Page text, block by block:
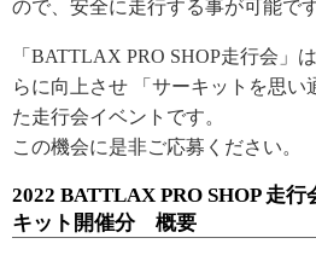
ので、安全に走行する事が可能です
「BATTLAX PRO SHOP走行会」
らに向上させ 「サーキットを思い
た走行会イベントです。
この機会に是非ご応募ください。
2022 BATTLAX PRO SHOP 走
キット開催分 概要